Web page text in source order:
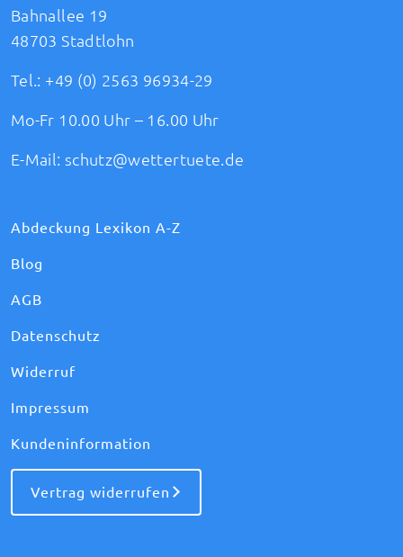
Bahnallee 19
48703 Stadtlohn
Tel.: +49 (0) 2563 96934-29
Mo-Fr 10.00 Uhr – 16.00 Uhr
E-Mail: schutz@wettertuete.de
Abdeckung Lexikon A-Z
Blog
AGB
Datenschutz
Widerruf
Impressum
Kundeninformation
Vertrag widerrufen